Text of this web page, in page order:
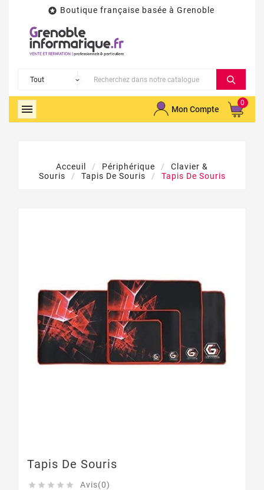
 Boutique française basée à Grenoble
 Mon Compte
0
Acceuil Périphérique
Clavier &
Souris
Tapis De Souris Tapis De Souris
Tapis De Souris
     Avis(0)